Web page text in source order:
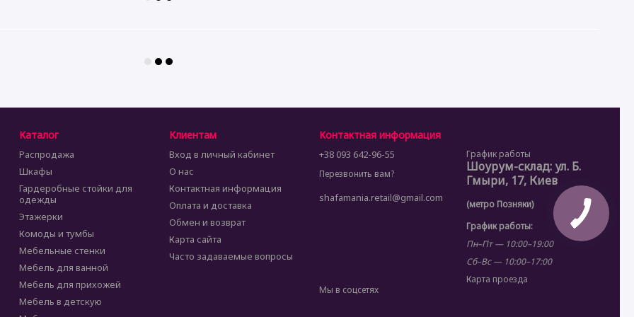
Каталог
Распродажа
Шкафы
Гардеробные стойки для
одежды
Этажерки
Комоды и тумбы
Мебельные стенки
Мебель для ванной
Мебель для прихожей
Мебель в детскую
Клиентам
Вход в личный кабинет
О нас
Контактная информация
Оплата и доставка
Обмен и возврат
Карта сайта
Часто задаваемые вопросы
Контактная информация
+38 093 642-96-55
Перезвонить вам?
shafamania.retail@gmail.com
График работы
Шоурум-склад: ул. Б.
Гмыри, 17, Киев
(метро Позняки)
График работы:
Пн–Пт — 10:00–19:00
Сб–Вс — 10:00–17:00
Карта проезда
Мы в соцсетях